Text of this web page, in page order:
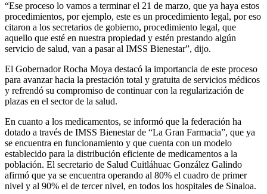
“Ese proceso lo vamos a terminar el 21 de marzo, que ya haya estos
procedimientos, por ejemplo, este es un procedimiento legal, por eso
citaron a los secretarios de gobierno, procedimiento legal, que
aquello que esté en nuestra propiedad y estén prestando algún
servicio de salud, van a pasar al IMSS Bienestar”, dijo.
El Gobernador Rocha Moya destacó la importancia de este proceso
para avanzar hacia la prestación total y gratuita de servicios médicos
y refrendó su compromiso de continuar con la regularización de
plazas en el sector de la salud.
En cuanto a los medicamentos, se informó que la federación ha
dotado a través de IMSS Bienestar de “La Gran Farmacia”, que ya
se encuentra en funcionamiento y que cuenta con un modelo
establecido para la distribución eficiente de medicamentos a la
población. El secretario de Salud Cuitláhuac González Galindo
afirmó que ya se encuentra operando al 80% el cuadro de primer
nivel y al 90% el de tercer nivel, en todos los hospitales de Sinaloa.